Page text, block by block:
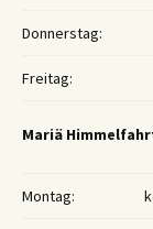
Donnerstag:
Freitag:
Mariä
Montag: